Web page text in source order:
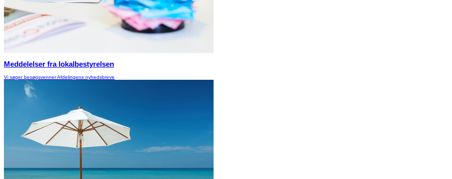
Meddelelser fra lokalbestyrelsen
Vi søger besøgsvenner Afdelingens nyhedsbreve